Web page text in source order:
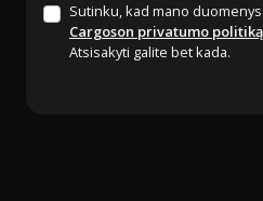
Sutinku, kad mano
Cargoson privatumo politiką
Atsisakyti galite bet kada.